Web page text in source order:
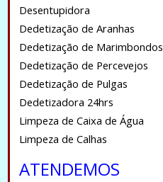
Desentupidora
Dedetização de Aranhas
Dedetização de Marimbondos
Dedetização de Percevejos
Dedetização de Pulgas
Dedetizadora 24hrs
Limpeza de Caixa de Água
Limpeza de Calhas
ATENDEMOS